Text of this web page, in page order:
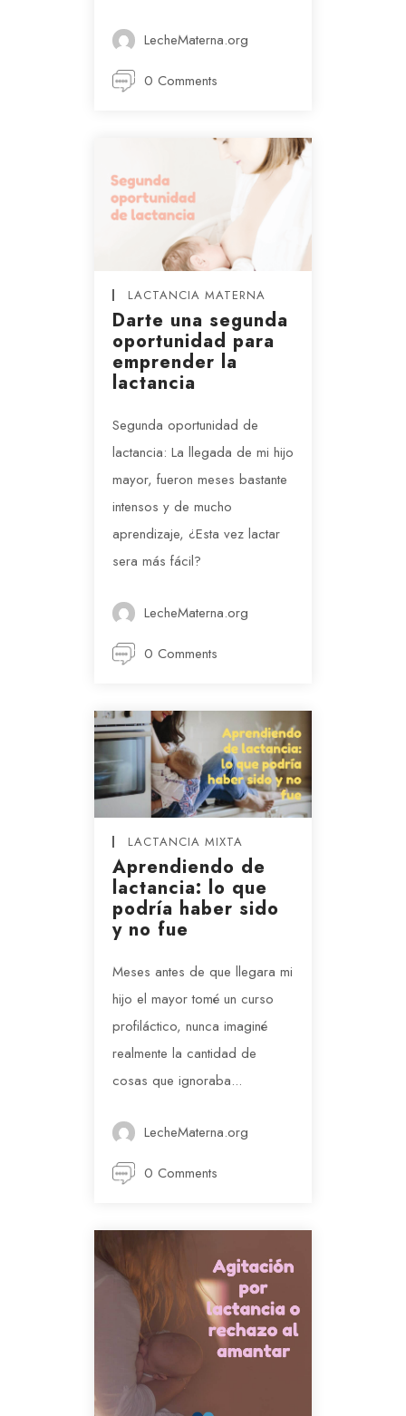
LecheMaterna.org
0 Comments
LACTANCIA MATERNA
Darte una segunda
oportunidad para
emprender la
lactancia
Segunda oportunidad de
lactancia: La llegada de mi hijo
mayor, fueron meses bastante
intensos y de mucho
aprendizaje, ¿Esta vez lactar
sera más fácil?
LecheMaterna.org
0 Comments
LACTANCIA MIXTA
Aprendiendo de
lactancia: lo que
podría haber sido
y no fue
Meses antes de que llegara mi
hijo el mayor tomé un curso
profiláctico, nunca imaginé
realmente la cantidad de
cosas que ignoraba...
LecheMaterna.org
0 Comments